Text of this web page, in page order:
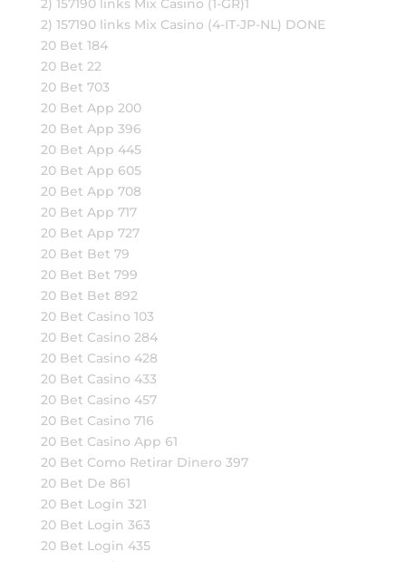
2) 157190 links Mix Casino (1-GR)1
2) 157190 links Mix Casino (4-IT-JP-NL) DONE
20 Bet 184
20 Bet 22
20 Bet 703
20 Bet App 200
20 Bet App 396
20 Bet App 445
20 Bet App 605
20 Bet App 708
20 Bet App 717
20 Bet App 727
20 Bet Bet 79
20 Bet Bet 799
20 Bet Bet 892
20 Bet Casino 103
20 Bet Casino 284
20 Bet Casino 428
20 Bet Casino 433
20 Bet Casino 457
20 Bet Casino 716
20 Bet Casino App 61
20 Bet Como Retirar Dinero 397
20 Bet De 861
20 Bet Login 321
20 Bet Login 363
20 Bet Login 435